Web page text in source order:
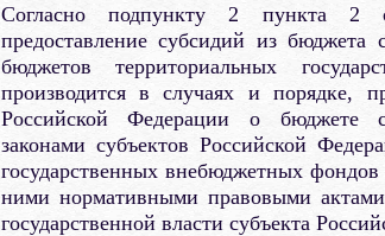
Согласно подпункту 2 пункта 2
предоставление субсидий из бюджета
бюджетов территориальных
производится в случаях и порядке,
Российской Федерации о бюджете
законами субъектов Российской
государственных внебюджетных
ними нормативными правовыми
государственной власти субъекта